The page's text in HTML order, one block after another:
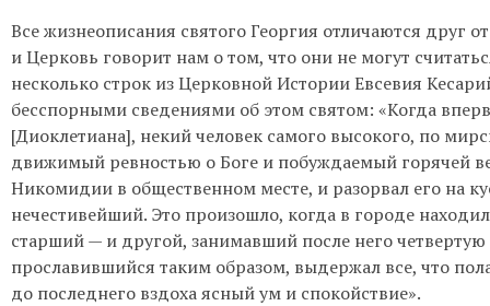
Все жизнеописания святого Георгия отличаются друг
и Церковь говорит нам о том, что они не могут
несколько строк из Церковной Истории Евсевия
бесспорными сведениями об этом святом: «Когда
[Диоклетиана], некий человек самого высокого, по
движимый ревностью о Боге и побуждаемый горячей
Никомидии в общественном месте, и разорвал его на
нечестивейший. Это произошло, когда в городе
старший — и другой, занимавший после него четвертую
прославившийся таким образом, выдержал все, что
до последнего вздоха ясный ум и спокойствие».